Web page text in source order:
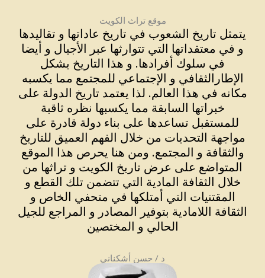
موقع تراث الكويت
يتمثل تاريخ الشعوب في تاريخ عاداتها و تقاليدها
و في معتقداتها التي تتوارثها عبر الأجيال و أيضا
في سلوك أفرادها. و هذا التاريخ يشكل
الإطارالثقافي و الإجتماعي للمجتمع مما يكسبه
مكانه في هذا العالم. لذا يعتمد تاريخ الدولة على
خبراتها السابقة مما يكسبها نظره ثاقبة
للمستقبل تساعدها على بناء دولة قادرة على
مواجهة التحديات من خلال الفهم العميق للتاريخ
والثقافة و المجتمع. ومن هنا يحرص هذا الموقع
المتواضع على عرض تاريخ الكويت و تراثها من
خلال الثقافة المادية التي تتضمن تلك القطع و
المقتنيات التي أمتلكها في متحفي الخاص و
الثقافة اللامادية بتوفير المصادر و المراجع للجيل
الحالي و المختصين
د / حسن أشكناني